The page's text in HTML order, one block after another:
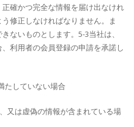
確かつ完全な情報を届け出なけれ
修正しなければなりません。ま
ないものとします。5-3当社は、
利用者の会員登録の申請を承諾し
たしていない場合
又は虚偽の情報が含まれている場